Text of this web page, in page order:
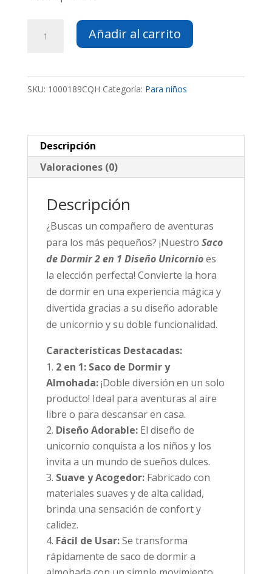
2
en
cantidad
Añadir al carrito
SKU: 1000189CQH Categoría: Para niños
Descripción
Valoraciones (0)
Descripción
¿Buscas un compañero de aventuras
para los más pequeños? ¡Nuestro Saco
de Dormir 2 en 1 Diseño Unicornioes
la elección perfecta! Convierte la hora
de dormir en una experiencia mágica y
divertida gracias a su diseño adorable
de unicornio y su doble funcionalidad.
Características Destacadas:
2 en 1: Saco de Dormir y
Almohada:¡Doble diversión en un solo
producto! Ideal para aventuras al aire
libre o para descansar en casa.
Diseño Adorable:El diseño de
unicornio conquista a los niños y los
invita a un mundo de sueños dulces.
Suave y Acogedor:Fabricado con
materiales suaves y de alta calidad,
brinda una sensación de confort y
calidez.
Fácil de Usar:Se transforma
rápidamente de saco de dormir a